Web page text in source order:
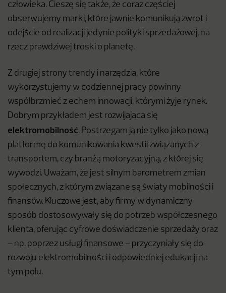
człowieka. Cieszę się także, że coraz częściej
obserwujemy marki, które jawnie komunikują zwrot i
odejście od realizacji jedynie polityki sprzedażowej, na
rzecz prawdziwej troski o planetę.
Z drugiej strony trendy i narzędzia, które
wykorzystujemy w codziennej pracy powinny
współbrzmieć z echem innowacji, którymi żyje rynek.
Dobrym przykładem jest rozwijająca się
elektromobilność. Postrzegam ją nie tylko jako nową
platformę do komunikowania kwestii związanych z
transportem, czy branżą motoryzacyjną, z której się
wywodzi. Uważam, że jest silnym barometrem zmian
społecznych, z którym związane są światy mobilności i
finansów. Kluczowe jest, aby firmy w dynamiczny
sposób dostosowywały się do potrzeb współczesnego
klienta, oferując cyfrowe doświadczenie sprzedaży oraz
– np. poprzez usługi finansowe – przyczyniały się do
rozwoju elektromobilności i odpowiedniej edukacji na
tym polu.